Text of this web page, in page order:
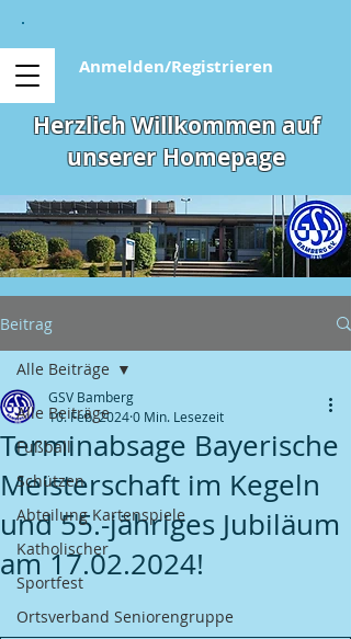
Anmelden/Registrieren
Herzlich Willkommen auf
unserer Homepage
Beitrag
Alle Beiträge
Fußball
Schützen
Abteilung Kartenspiele
Katholischer
Sportfest
Ortsverband Seniorengruppe
Alle Beiträge
Terminabsage Bayerische
Meisterschaft im Kegeln
und 55.-jähriges Jubiläum
am 17.02.2024!
GSV Bamberg
10. Feb. 20240 Min. Lesezeit